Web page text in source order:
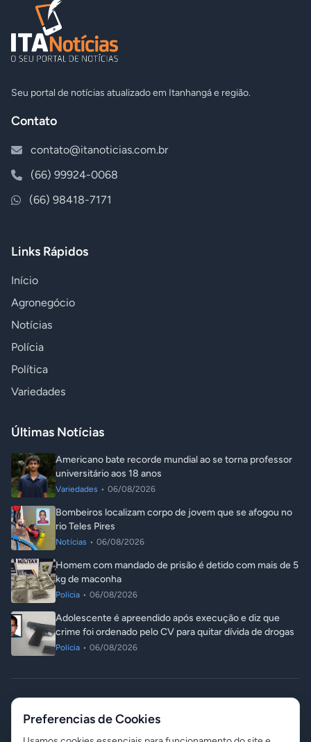
Seu portal de notícias atualizado em Itanhangá e região.
Contato
contato@itanoticias.com.br
(66) 99924-0068
(66) 98418-7171
Links Rápidos
Início
Agronegócio
Notícias
Polícia
Política
Variedades
Últimas Notícias
Americano bate recorde mundial ao se torna professor
universitário aos 18 anos
Variedades • 06/08/2026
Bombeiros localizam corpo de jovem que se afogou no
rio Teles Pires
Notícias • 06/08/2026
Homem com mandado de prisão é detido com mais de 5
kg de maconha
Polícia • 06/08/2026
Adolescente é apreendido após execução e diz que
crime foi ordenado pelo CV para quitar dívida de drogas
Polícia • 06/08/2026
© 2026 ITA Notícias. Todos os direitos reservados.
Responsável: Angelo Luis Destri07 de agosto de 2026 - 02:44
ContatoGerenciar Cookies
Preferencias de Cookies